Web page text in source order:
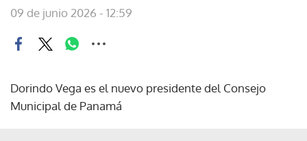
09 de junio 2026 - 12:59
Dorindo Vega es el nuevo presidente del Consejo
Municipal de Panamá